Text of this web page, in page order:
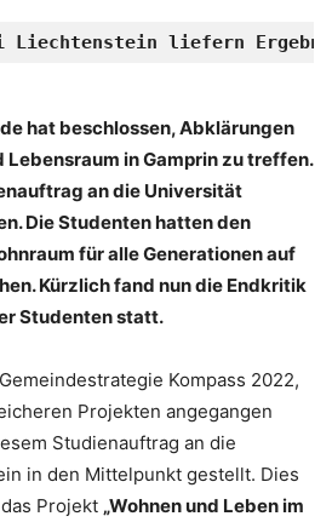
Liechtenstein liefern
hat beschlossen, Abklärungen
Lebens­raum in Gamprin zu treffen.
an die Universität
Die Studenten hatten den
für alle Generationen auf
Kürzlich fand nun die Endkritik
Studenten statt.
Kompass 2022,
Projekten angegangen
Studienauftrag an die
in den Mittel­punkt gestellt. Dies
Projekt „Wohnen und Leben im